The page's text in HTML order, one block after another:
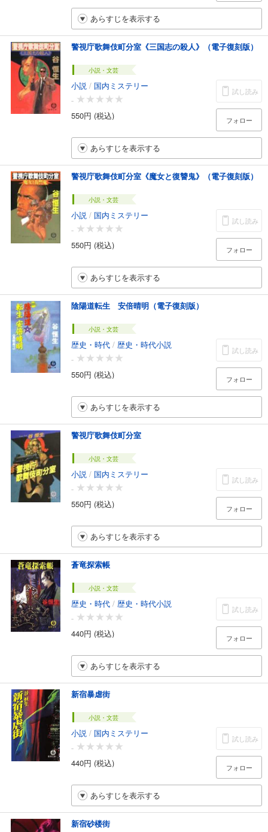
あらすじを表示する
警視庁歌舞伎町分室《三国志の殺人》（電子復刻版）
小説・文芸
小説 / 国内ミステリー
-
550円 (税込)
試し読み
フォロー
あらすじを表示する
警視庁歌舞伎町分室《魔女と復讐鬼》（電子復刻版）
小説・文芸
小説 / 国内ミステリー
-
550円 (税込)
試し読み
フォロー
あらすじを表示する
陰陽道転生 安倍晴明（電子復刻版）
小説・文芸
歴史・時代 / 歴史・時代小説
-
550円 (税込)
試し読み
フォロー
あらすじを表示する
警視庁歌舞伎町分室
小説・文芸
小説 / 国内ミステリー
-
550円 (税込)
試し読み
フォロー
あらすじを表示する
蒼竜探索帳
小説・文芸
歴史・時代 / 歴史・時代小説
-
440円 (税込)
試し読み
フォロー
あらすじを表示する
新宿暴虐街
小説・文芸
小説 / 国内ミステリー
-
440円 (税込)
試し読み
フォロー
あらすじを表示する
新宿砂楼街